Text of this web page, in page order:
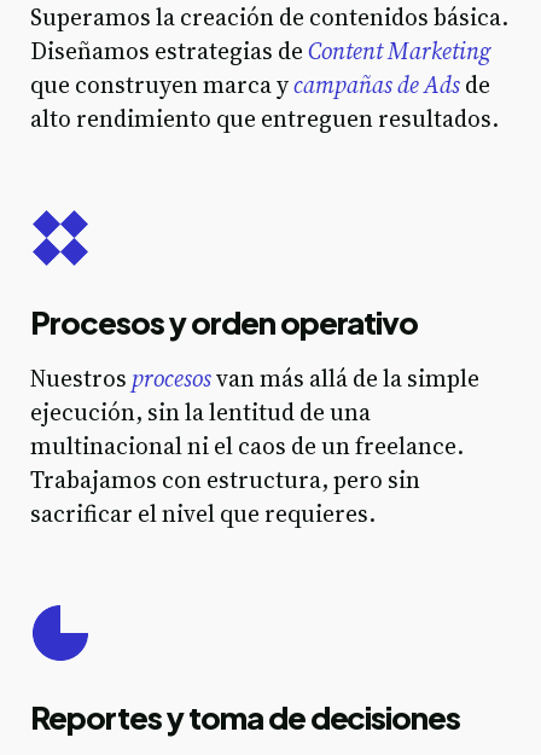
Superamos la creación de contenidos básica.
Diseñamos estrategias deContent Marketing
que construyen marca ycampañas de Adsde
alto rendimiento que entreguen resultados.
Procesos y orden operativo
Nuestros procesosvan más allá de la simple
ejecución, sin la lentitud de una
multinacional ni el caos de un freelance.
Trabajamos con estructura, pero sin
sacrificar el nivel que requieres.
Reportes y toma de decisiones